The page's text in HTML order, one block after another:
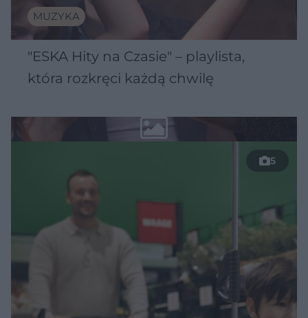
MUZYKA
"ESKA Hity na Czasie" – playlista,
która rozkręci każdą chwilę
5